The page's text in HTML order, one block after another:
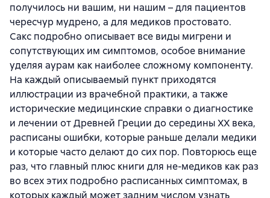
получилось ни вашим, ни нашим – для пациентов
чересчур мудрено, а для медиков простовато.
Сакс подробно описывает все виды мигрени и
сопутствующих им симптомов, особое внимание
уделяя аурам как наиболее сложному компоненту.
На каждый описываемый пункт приходятся
иллюстрации из врачебной практики, а также
исторические медицинские справки о диагностике
и лечении от Древней Греции до середины XX века,
расписаны ошибки, которые раньше делали медики
и которые часто делают до сих пор. Повторюсь еще
раз, что главный плюс книги для не-медиков как раз
во всех этих подробно расписанных симптомах, в
которых каждый может задним числом узнать